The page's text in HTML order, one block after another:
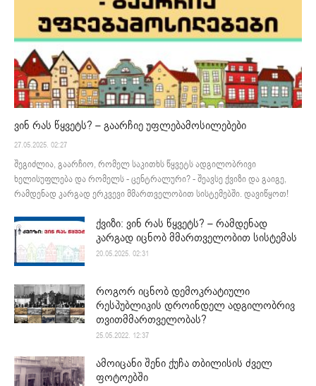
ვინ რას წყვეტს? – გაარჩიე უფლებამოსილებები
27.05.2025. 02:27
შეგიძლია, გაარჩიო, რომელ საკითხს წყვეტს ადგილობრივი
ხელისუფლება და რომელს - ცენტრალური? - შეავსე ქვიზი და გაიგე,
რამდენად კარგად ერკვევი მმართველობით სისტემებში. დავიწყოთ!
ქვიზი: ვინ რას წყვეტს? – რამდენად
კარგად იცნობ მმართველობით სისტემას
20.05.2025. 02:31
როგორ იცნობ დემოკრატიული
რესპუბლიკის დროინდელ ადგილობრივ
თვითმმართველობას?
25.05.2022. 12:37
ამოიცანი შენი ქუჩა თბილისის ძველ
ფოტოებში